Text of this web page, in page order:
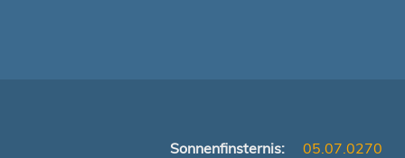
Sonnenfinsternis:
05.07.0270